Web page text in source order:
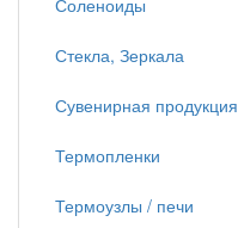
Соленоиды
Стекла, Зеркала
Сувенирная продукция
Термопленки
Термоузлы / печи